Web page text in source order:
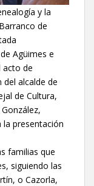
y la
de
Agüimes e
acto de
alcalde de
de Cultura,
presentación
familias que
siguiendo las
o Cazorla,